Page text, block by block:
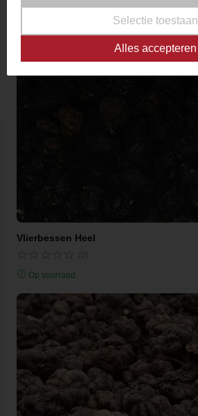
Vlierbessen Heel
Op voorraad
Selectie toestaan
Alles accepteren